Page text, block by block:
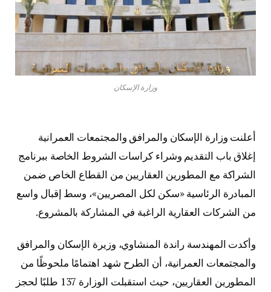
وزارة الإسكان
أعلنت وزارة الإسكان والمرافق والمجتمعات العمرانية
إغلاق باب التقديم وشراء كراسات الشروط الخاصة ببرنامج
الشراكة مع المطورين العقاريين من القطاع الخاص ضمن
المبادرة الرئاسية «سكن لكل المصريين»، وسط إقبال واسع
من الشركات العقارية الراغبة في المشاركة بالمشروع.
وأكدت المهندسة راندة المنشاوي، وزيرة الإسكان والمرافق
والمجتمعات العمرانية، أن الطرح شهد اهتمامًا ملحوظًا من
المطورين العقاريين، حيث استقبلت الوزارة 137 طلبًا لحجز